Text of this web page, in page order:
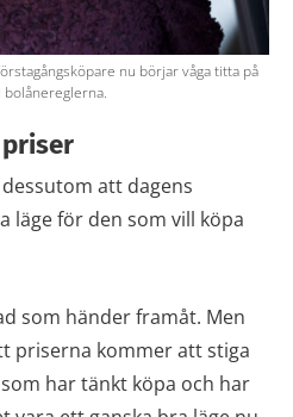
nu börjar våga titta på
priser
att dagens
läge för den som vill köpa
som händer framåt. Men
priserna kommer att stiga
har tänkt köpa och har